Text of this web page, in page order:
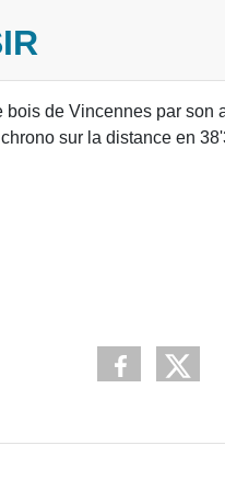
de Vincennes par son
sur la distance en